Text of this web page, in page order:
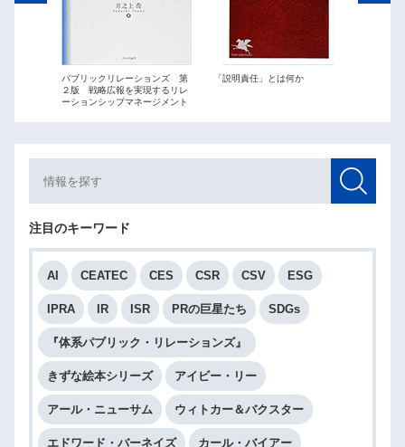
パブリックリレーションズ 第
２版 戦略広報を実現するリレ
ーションシップマネージメント
「説明責任」とは何か
注目のキーワード
AI CEATEC CES CSR CSV ESG
IPRA IR ISR PRの巨星たち SDGs
『体系パブリック・リレーションズ』
きずな絵本シリーズ アイビー・リー
アール・ニューサム ウィトカー＆バクスター
エドワード・バーネイズ カール・バイアー